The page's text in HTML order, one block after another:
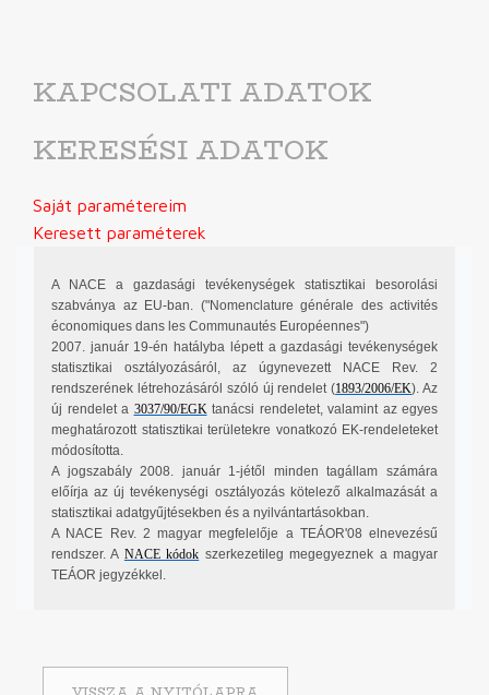
KAPCSOLATI ADATOK
KERESÉSI ADATOK
Saját paramétereim
Keresett paraméterek
A NACE a gazdasági tevékenységek statisztikai besorolási
szabványa az EU-ban. ("Nomenclature générale des activités
économiques dans les Communautés Européennes")
2007. január 19-én hatályba lépett a gazdasági tevékenységek
statisztikai osztályozásáról, az úgynevezett NACE Rev. 2
rendszerének létrehozásáról szóló új rendelet (1893/2006/EK). Az
új rendelet a 3037/90/EGKtanácsi rendeletet, valamint az egyes
meghatározott statisztikai területekre vonatkozó EK-rendeleteket
módosította.
A jogszabály 2008. január 1-jétől minden tagállam számára
előírja az új tevékenységi osztályozás kötelező alkalmazását a
statisztikai adatgyűjtésekben és a nyilvántartásokban.
A NACE Rev. 2 magyar megfelelője a TEÁOR'08 elnevezésű
rendszer. A NACE kódok szerkezetileg megegyeznek a magyar
TEÁOR jegyzékkel.